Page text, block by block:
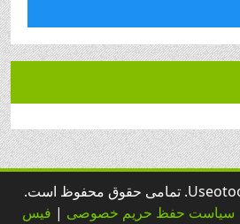
حفظ حریم خصوصی| فیس